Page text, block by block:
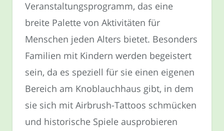
Veranstaltungsprogramm, das eine
breite Palette von Aktivitäten für
Menschen jeden Alters bietet. Besonders
Familien mit Kindern werden begeistert
sein, da es speziell für sie einen eigenen
Bereich am Knoblauchhaus gibt, in dem
sie sich mit Airbrush-Tattoos schmücken
und historische Spiele ausprobieren